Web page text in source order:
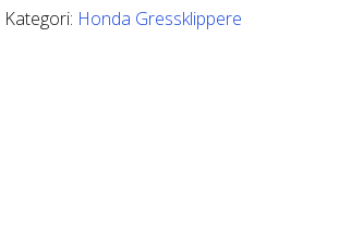
Kategori: Honda Gressklippere